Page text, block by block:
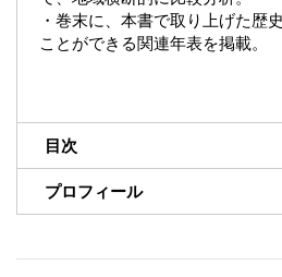
・巻末に、本書で取り上げた歴
ことができる関連年表を掲載。
目次
プロフィール